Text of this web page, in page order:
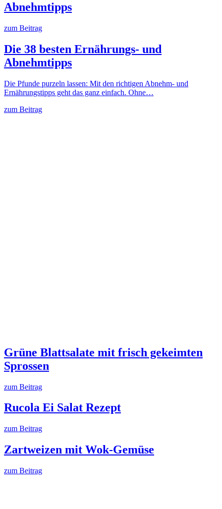
Abnehmtipps
zum Beitrag
Die 38 besten Ernährungs- und
Abnehmtipps
Die Pfunde purzeln lassen: Mit den richtigen Abnehm- und
Ernährungstipps geht das ganz einfach. Ohne…
zum Beitrag
Grüne Blattsalate mit frisch gekeimten
Sprossen
zum Beitrag
Rucola Ei Salat Rezept
zum Beitrag
Zartweizen mit Wok-Gemüse
zum Beitrag